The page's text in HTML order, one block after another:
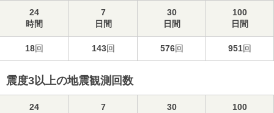
24
時間
7
日間
30
日間
100
日間
18回 143回 576回 951回
震度3以上の地震観測回数
24
7
30
100